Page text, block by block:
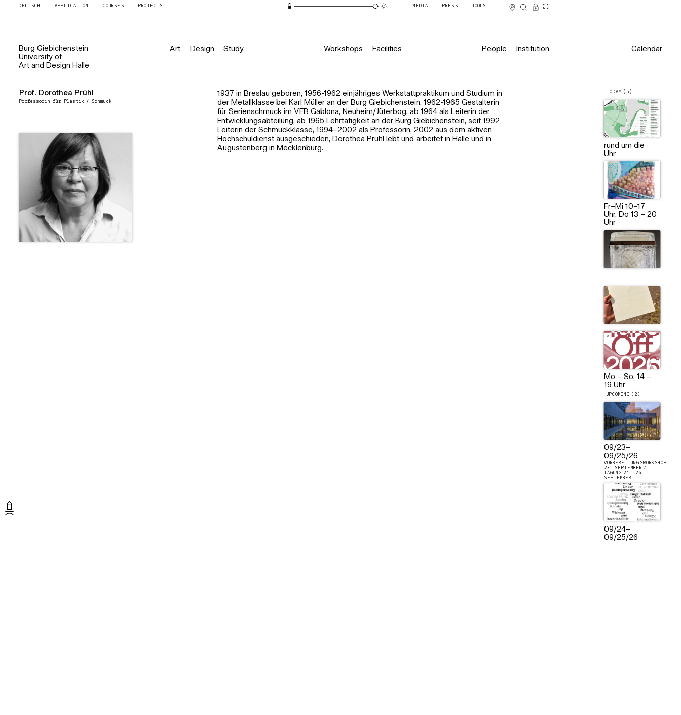
DEUTSCH APPLICATION COURSES PROJECTS MEDIA PRESS TOOLS
Burg Giebichenstein
University of
Art and Design Halle
Art Design Study Workshops Facilities People Institution Calendar
1937 in Breslau geboren, 1956-1962 einjähriges Werkstattpraktikum und Studium in
der Metallklasse bei Karl Müller an der Burg Giebichenstein, 1962-1965 Gestalterin
für Serienschmuck im VEB Gablona, Neuheim/Jüterbog, ab 1964 als Leiterin der
Entwicklungsabteilung, ab 1965 Lehrtätigkeit an der Burg Giebichenstein, seit 1992
Leiterin der Schmuckklasse, 1994–2002 als Professorin, 2002 aus dem aktiven
Hochschuldienst ausgeschieden, Dorothea Prühl lebt und arbeitet in Halle und in
Augustenberg in Mecklenburg.
TODAY (5)
rund um die
Uhr
Fr–Mi 10–17
Uhr, Do 13 – 20
Uhr
Mo – So, 14 –
19 Uhr
UPCOMING (2)
09/23–
09/25/26
VORBEREITUNGSWORKSHOP:
23. SEPTEMBER /
TAGUNG 24.–26.
SEPTEMBER
09/24–
09/25/26
Prof. Dorothea Prühl
Professorin für Plastik / Schmuck